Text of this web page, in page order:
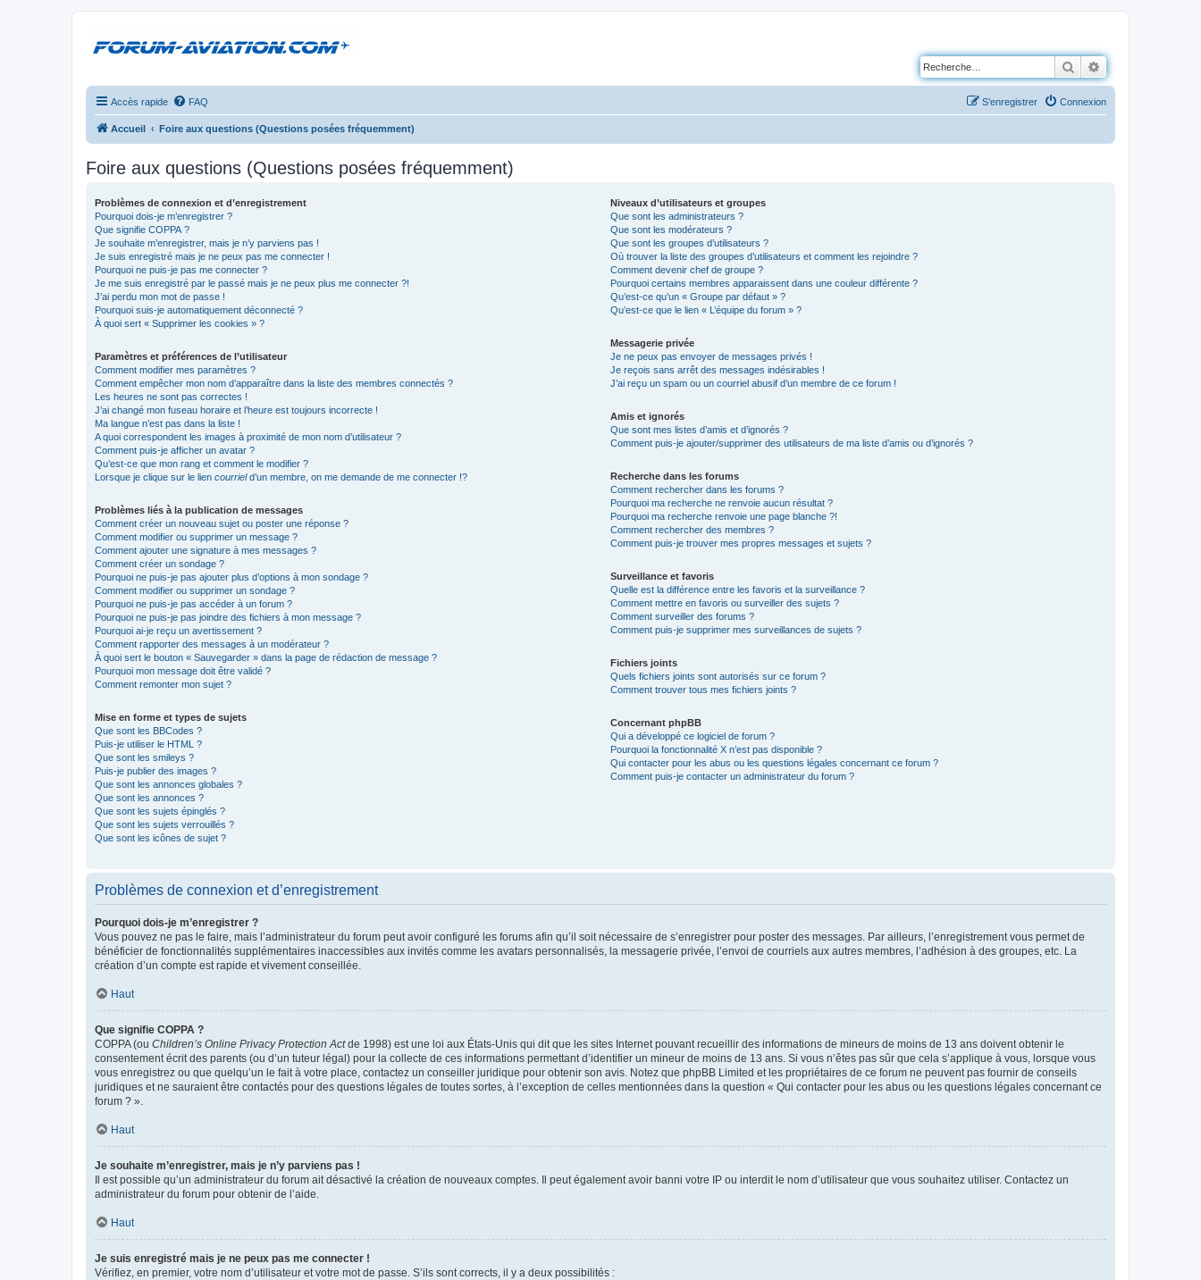
Rechercher
Accès rapide FAQ Connexion
S’enregistrer
Accueil Foire aux questions (Questions posées fréquemment)
Foire aux questions (Questions posées fréquemment)
Problèmes de connexion et d’enregistrement
Pourquoi dois-je m’enregistrer ?
Que signifie COPPA ?
Je souhaite m’enregistrer, mais je n’y parviens pas !
Je suis enregistré mais je ne peux pas me connecter !
Pourquoi ne puis-je pas me connecter ?
Je me suis enregistré par le passé mais je ne peux plus me connecter ?!
J’ai perdu mon mot de passe !
Pourquoi suis-je automatiquement déconnecté ?
À quoi sert « Supprimer les cookies » ?
Paramètres et préférences de l’utilisateur
Comment modifier mes paramètres ?
Comment empêcher mon nom d’apparaître dans la liste des membres connectés ?
Les heures ne sont pas correctes !
J’ai changé mon fuseau horaire et l’heure est toujours incorrecte !
Ma langue n’est pas dans la liste !
A quoi correspondent les images à proximité de mon nom d’utilisateur ?
Comment puis-je afficher un avatar ?
Qu’est-ce que mon rang et comment le modifier ?
Lorsque je clique sur le lien courrield’un membre, on me demande de me connecter !?
Problèmes liés à la publication de messages
Comment créer un nouveau sujet ou poster une réponse ?
Comment modifier ou supprimer un message ?
Comment ajouter une signature à mes messages ?
Comment créer un sondage ?
Pourquoi ne puis-je pas ajouter plus d’options à mon sondage ?
Comment modifier ou supprimer un sondage ?
Pourquoi ne puis-je pas accéder à un forum ?
Pourquoi ne puis-je pas joindre des fichiers à mon message ?
Pourquoi ai-je reçu un avertissement ?
Comment rapporter des messages à un modérateur ?
À quoi sert le bouton « Sauvegarder » dans la page de rédaction de message ?
Pourquoi mon message doit être validé ?
Comment remonter mon sujet ?
Mise en forme et types de sujets
Que sont les BBCodes ?
Puis-je utiliser le HTML ?
Que sont les smileys ?
Puis-je publier des images ?
Que sont les annonces globales ?
Que sont les annonces ?
Que sont les sujets épinglés ?
Que sont les sujets verrouillés ?
Que sont les icônes de sujet ?
Niveaux d’utilisateurs et groupes
Que sont les administrateurs ?
Que sont les modérateurs ?
Que sont les groupes d’utilisateurs ?
Où trouver la liste des groupes d’utilisateurs et comment les rejoindre ?
Comment devenir chef de groupe ?
Pourquoi certains membres apparaissent dans une couleur différente ?
Qu’est-ce qu’un « Groupe par défaut » ?
Qu’est-ce que le lien « L’équipe du forum » ?
Messagerie privée
Je ne peux pas envoyer de messages privés !
Je reçois sans arrêt des messages indésirables !
J’ai reçu un spam ou un courriel abusif d’un membre de ce forum !
Amis et ignorés
Que sont mes listes d’amis et d’ignorés ?
Comment puis-je ajouter/supprimer des utilisateurs de ma liste d’amis ou d’ignorés ?
Recherche dans les forums
Comment rechercher dans les forums ?
Pourquoi ma recherche ne renvoie aucun résultat ?
Pourquoi ma recherche renvoie une page blanche ?!
Comment rechercher des membres ?
Comment puis-je trouver mes propres messages et sujets ?
Surveillance et favoris
Quelle est la différence entre les favoris et la surveillance ?
Comment mettre en favoris ou surveiller des sujets ?
Comment surveiller des forums ?
Comment puis-je supprimer mes surveillances de sujets ?
Fichiers joints
Quels fichiers joints sont autorisés sur ce forum ?
Comment trouver tous mes fichiers joints ?
Concernant phpBB
Qui a développé ce logiciel de forum ?
Pourquoi la fonctionnalité X n’est pas disponible ?
Qui contacter pour les abus ou les questions légales concernant ce forum ?
Comment puis-je contacter un administrateur du forum ?
Problèmes de connexion et d’enregistrement
Pourquoi dois-je m’enregistrer ?
Vous pouvez ne pas le faire, mais l’administrateur du forum peut avoir configuré les forums afin qu’il soit nécessaire de s’enregistrer pour poster des messages. Par ailleurs, l’enregistrement vous permet de
bénéficier de fonctionnalités supplémentaires inaccessibles aux invités comme les avatars personnalisés, la messagerie privée, l’envoi de courriels aux autres membres, l’adhésion à des groupes, etc. La
création d’un compte est rapide et vivement conseillée.
Haut
Que signifie COPPA ?
COPPA (ou Children’s Online Privacy Protection Actde 1998) est une loi aux États-Unis qui dit que les sites Internet pouvant recueillir des informations de mineurs de moins de 13 ans doivent obtenir le
consentement écrit des parents (ou d’un tuteur légal) pour la collecte de ces informations permettant d’identifier un mineur de moins de 13 ans. Si vous n’êtes pas sûr que cela s’applique à vous, lorsque vous
vous enregistrez ou que quelqu’un le fait à votre place, contactez un conseiller juridique pour obtenir son avis. Notez que phpBB Limited et les propriétaires de ce forum ne peuvent pas fournir de conseils
juridiques et ne sauraient être contactés pour des questions légales de toutes sortes, à l’exception de celles mentionnées dans la question « Qui contacter pour les abus ou les questions légales concernant ce
forum ? ».
Haut
Je souhaite m’enregistrer, mais je n’y parviens pas !
Il est possible qu’un administrateur du forum ait désactivé la création de nouveaux comptes. Il peut également avoir banni votre IP ou interdit le nom d’utilisateur que vous souhaitez utiliser. Contactez un
administrateur du forum pour obtenir de l’aide.
Haut
Je suis enregistré mais je ne peux pas me connecter !
Vérifiez, en premier, votre nom d’utilisateur et votre mot de passe. S’ils sont corrects, il y a deux possibilités :